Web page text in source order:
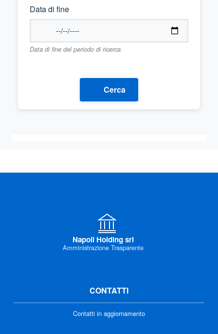
Data di fine
Data di fine del periodo di ricerca
Cerca
Napoli Holding srl
Amministrazione Trasparente
CONTATTI
Contatti in aggiornamento